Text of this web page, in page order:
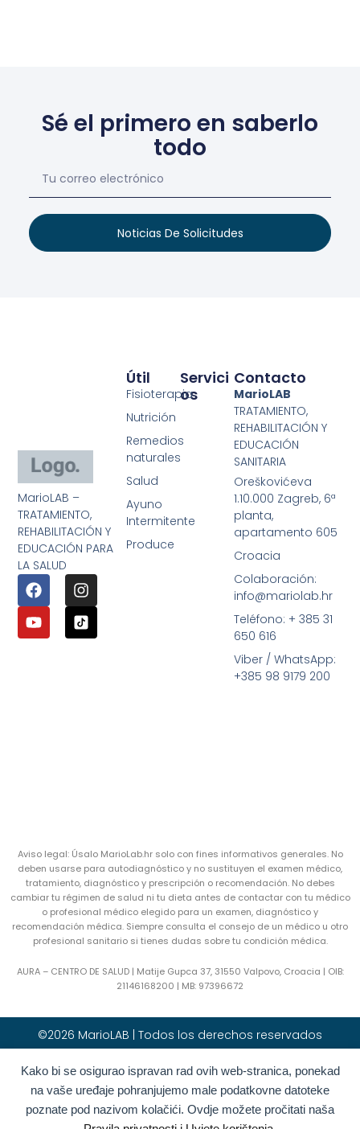
Kako bi se osigurao ispravan rad ovih web-stranica, ponekad
na vaše uređaje pohranjujemo male podatkovne datoteke
poznate pod nazivom kolačići. Ovdje možete pročitati naša
Sé el primero en saberlo
todo
Noticias De Solicitudes
MarioLAB –
TRATAMIENTO,
REHABILITACIÓN Y
EDUCACIÓN PARA
LA SALUD
Servici
Os
Útil
Fisioterapia
Nutrición
Remedios
naturales
Salud
Ayuno
Intermitente
Produce
Contacto
MarioLAB
TRATAMIENTO,
REHABILITACIÓN Y
EDUCACIÓN
SANITARIA
Oreškovićeva
1.10.000 Zagreb, 6ª
planta,
apartamento 605
Croacia
Colaboración:
info@mariolab.hr
Teléfono: + 385 31
650 616
Viber / WhatsApp:
+385 98 9179 200
Aviso legal: Úsalo MarioLab.hr solo con fines informativos generales. No
deben usarse para autodiagnóstico y no sustituyen el examen médico,
tratamiento, diagnóstico y prescripción o recomendación. No debes
cambiar tu régimen de salud ni tu dieta antes de contactar con tu médico
o profesional médico elegido para un examen, diagnóstico y
recomendación médica. Siempre consulta el consejo de un médico u otro
profesional sanitario si tienes dudas sobre tu condición médica.
AURA – CENTRO DE SALUD | Matije Gupca 37, 31550 Valpovo, Croacia | OIB:
21146168200 | MB: 97396672
©2026 MarioLAB | Todos los derechos reservados
Hrvatski (Croata) English(Inglés)
Deutsch(Alemán) Polski(Polaco)
Română(Rumano ) Italiano